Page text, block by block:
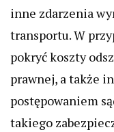
inne zdarzenia
transportu. W
pokryć koszty
prawnej, a także
postępowaniem
takiego